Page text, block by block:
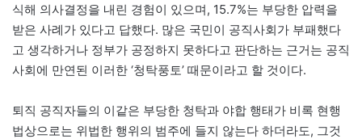
식해 의사결정을 내린 경험이 있으며, 15.7%는 부당한 압력을
받은 사례가 있다고 답했다. 많은 국민이 공직사회가 부패했다
고 생각하거나 정부가 공정하지 못하다고 판단하는 근거는 공직
사회에 만연된 이러한 ‘청탁풍토’ 때문이라고 할 것이다.
퇴직 공직자들의 이같은 부당한 청탁과 야합 행태가 비록 현행
법상으로는 위법한 행위의 범주에 들지 않는다 하더라도, 그것